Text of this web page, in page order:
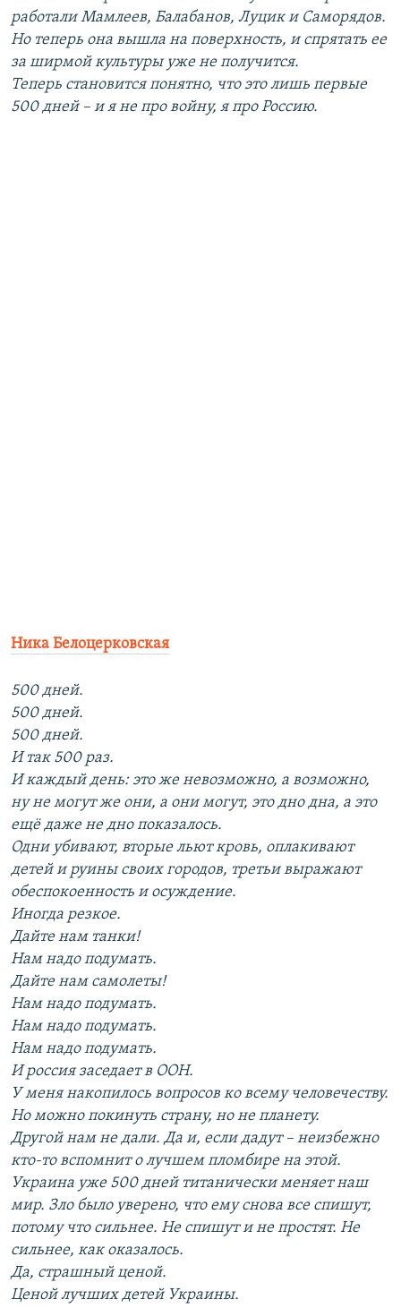
работали Мамлеев, Балабанов, Луцик и Саморядов.
Но теперь она вышла на поверхность, и спрятать ее
за ширмой культуры уже не получится.
Теперь становится понятно, что это лишь первые
500 дней – и я не про войну, я про Россию.
Ника Белоцерковская
500 дней.
500 дней.
500 дней.
И так 500 раз.
И каждый день: это же невозможно, а возможно,
ну не могут же они, а они могут, это дно дна, а это
ещё даже не дно показалось.
Одни убивают, вторые льют кровь, оплакивают
детей и руины своих городов, третьи выражают
обеспокоенность и осуждение.
Иногда резкое.
Дайте нам танки!
Нам надо подумать.
Дайте нам самолеты!
Нам надо подумать.
Нам надо подумать.
Нам надо подумать.
И россия заседает в ООН.
У меня накопилось вопросов ко всему человечеству.
Но можно покинуть страну, но не планету.
Другой нам не дали. Да и, если дадут – неизбежно
кто-то вспомнит о лучшем пломбире на этой.
Украина уже 500 дней титанически меняет наш
мир. Зло было уверено, что ему снова все спишут,
потому что сильнее. Не спишут и не простят. Не
сильнее, как оказалось.
Да, страшный ценой.
Ценой лучших детей Украины.